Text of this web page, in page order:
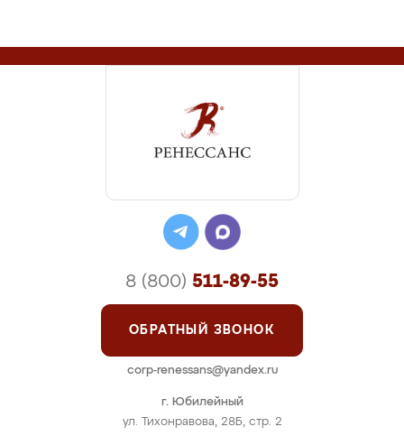
г. Юбилейный
ул. Тихонравова, 28Б, стр. 2
8 (800) 511-89-55
ОБРАТНЫЙ ЗВОНОК
corp-renessans@yandex.ru